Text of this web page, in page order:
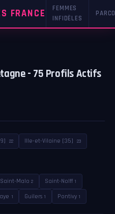
FRANCE
FEMMES
INFIDÈLES
- 75 Profils Actifs
22 Ille-et-Vilaine [35] 23
Saint-Malo 2 Saint-Nolff 1
1 Guilers 1 Pontivy 1